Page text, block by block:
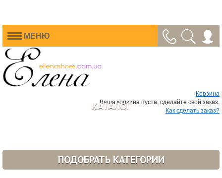
МЕНЮ
Корзина
Ваша корзина пуста, сделайте свой заказ.
Как сделать заказ?
КАТАЛОГ
ПОДОБРАТЬ КАТЕГОРИИ